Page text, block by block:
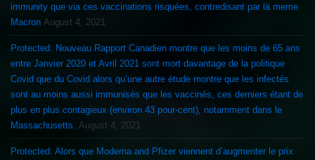
immunity que via ces vaccinations risquées, contredisant par là meme
Macron August 4, 2021
Protected: Nouveau Rapport Canadien montre que les moins de 65 ans
entre Janvier 2020 et Avril 2021 sont mort davantage de la politique
Covid que du Covid alors qu’une autre étude montre que les infectés
sont au moins aussi immunisés que les vaccinés, ces derniers étant de
plus en plus contagieux (environ 43 pour-cent), notamment dans le
Massachusetts.
August 4, 2021
Protected: Alors que Moderna and Pfizer viennent d’augmenter le prix